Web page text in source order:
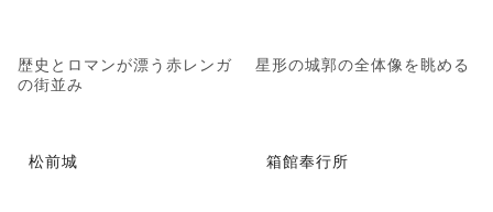
歴史とロマンが漂う赤レンガ
の街並み
星形の城郭の全体像を眺める
松前城 箱館奉行所